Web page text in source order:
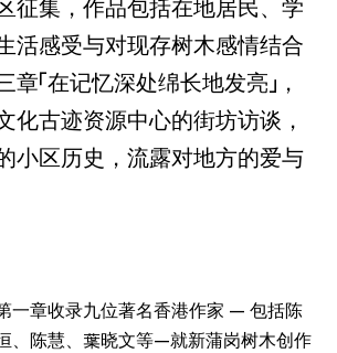
征集，作品包括在地居民、学
活感受与对现存树木感情结合
「在记忆深处绵长地发亮」，
化古迹资源中心的街坊访谈，
小区历史，流露对地方的爱与
一章收录九位著名香港作家 — 包括陈
、陈慧、葉晓文等—就新蒲岗树木创作